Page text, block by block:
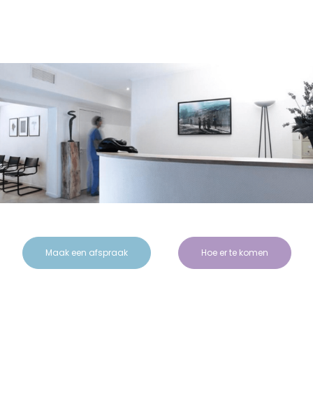
Maak een afspraak Hoe er te komen